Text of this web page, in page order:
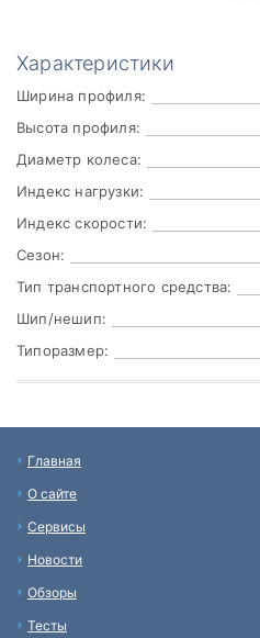
Характеристики
Ширина профиля:
Высота профиля:
Диаметр колеса:
Индекс нагрузки:
Индекс скорости:
Сезон:
Тип транспортного средства:
Шип/нешип:
Типоразмер:
Главная
О сайте
Сервисы
Новости
Обзоры
Тесты